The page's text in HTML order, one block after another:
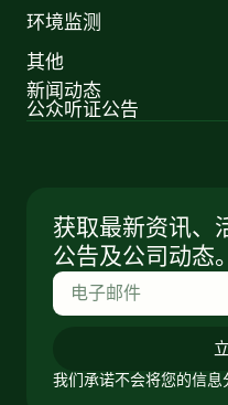
环境监测
其他
新闻动态
公众听证公告
获取最新资讯、
公告及公司动态。
我们承诺不会将您的信息